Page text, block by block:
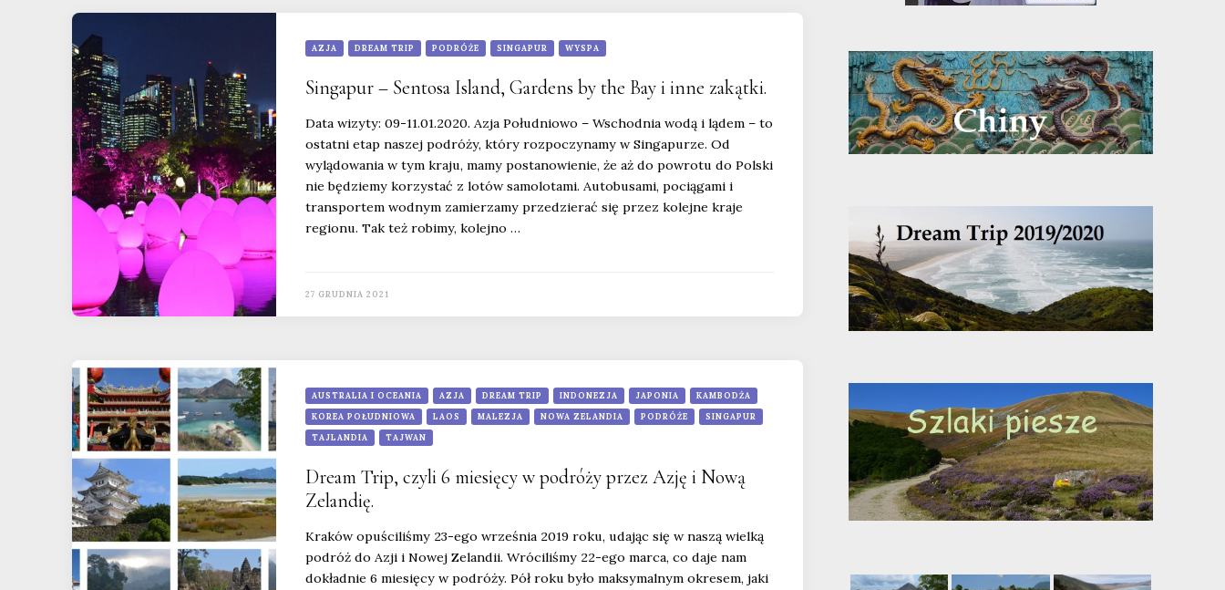
AZJA DREAM TRIP PODRÓŻE SINGAPUR WYSPA
Singapur – Sentosa Island, Gardens by the Bay i inne zakątki.
Data wizyty: 09-11.01.2020. Azja Południowo – Wschodnia wodą i lądem – to
ostatni etap naszej podróży, który rozpoczynamy w Singapurze. Od
wylądowania w tym kraju, mamy postanowienie, że aż do powrotu do Polski
nie będziemy korzystać z lotów samolotami. Autobusami, pociągami i
transportem wodnym zamierzamy przedzierać się przez kolejne kraje
regionu. Tak też robimy, kolejno …
27 GRUDNIA 2021
AUSTRALIA I OCEANIA AZJA DREAM TRIP INDONEZJA JAPONIA KAMBODŻA
KOREA POŁUDNIOWA LAOS MALEZJA NOWA ZELANDIA PODRÓŻE SINGAPUR
TAJLANDIA TAJWAN
Dream Trip, czyli 6 miesięcy w podróży przez Azję i Nową
Zelandię.
Kraków opuściliśmy 23-ego września 2019 roku, udając się w naszą wielką
podróż do Azji i Nowej Zelandii. Wróciliśmy 22-ego marca, co daje nam
dokładnie 6 miesięcy w podróży. Pół roku było maksymalnym okresem, jaki